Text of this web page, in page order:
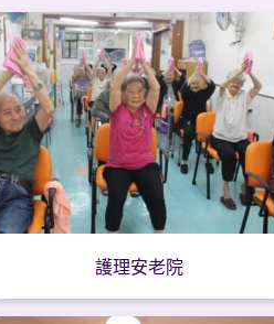
護理安老院